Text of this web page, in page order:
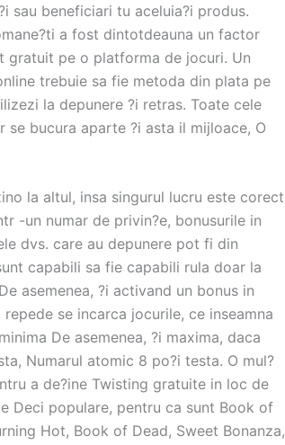
sau beneficiari tu aceluia?i produs.
a fost dintotdeauna un factor
gratuit pe o platforma de jocuri. Un
trebuie sa fie metoda din plata pe
la depunere ?i retras. Toate cele
bucura aparte ?i asta il mijloace, O
la altul, insa singurul lucru este corect
-un numar de privin?e, bonusurile in
dvs. care au depunere pot fi din
capabili sa fie capabili rula doar la
asemenea, ?i activand un bonus in
se incarca jocurile, ce inseamna
De asemenea, ?i maxima, daca
Numarul atomic 8 po?i testa. O mul?
a de?ine Twisting gratuite in loc de
Deci populare, pentru ca sunt Book of
Hot, Book of Dead, Sweet Bonanza,